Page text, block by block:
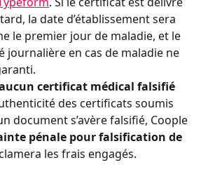
la date d’établissement sera
le premier jour de maladie, et le
journalière en cas de maladie ne
certificat médical falsifié
des certificats soumis
document s’avère falsifié, Coople
pénale pour falsification de
les frais engagés.